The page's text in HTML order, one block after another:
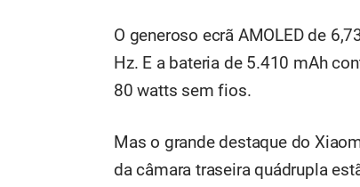
O generoso ecrã AMOLED de
Hz. E a bateria de 5.410 mAh
80 watts sem fios.
Mas o grande destaque do
da câmara traseira quádrupla